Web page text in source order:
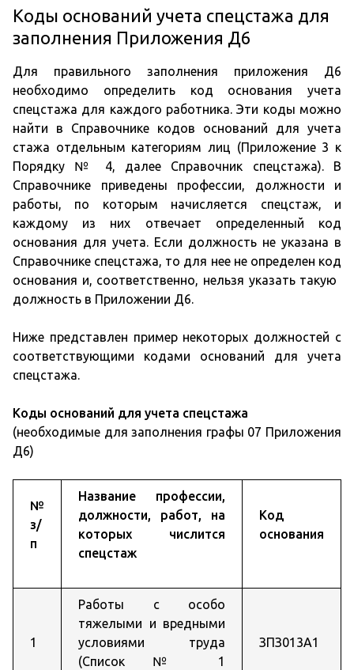
Коды оснований учета спецстажа для
заполнения Приложения Д6
Для правильного заполнения приложения Д6
необходимо определить код основания учета
спецстажа для каждого работника. Эти коды можно
найти в Справочнике кодов оснований для учета
стажа отдельным категориям лиц (Приложение 3 к
Порядку № 4, далее Справочник спецстажа). В
Справочнике приведены профессии, должности и
работы, по которым начисляется спецстаж, и
каждому из них отвечает определенный код
основания для учета. Если должность не указана в
Справочнике спецстажа, то для нее не определен код
основания и, соответственно, нельзя указать такую ​​
должность в Приложении Д6.
Ниже представлен пример некоторых должностей с
соответствующими кодами оснований для учета
спецстажа.
Коды оснований для учета спецстажа
(необходимые для заполнения графы 07 Приложения
Д6)
№
з/
п
Название профессии,
должности, работ, на
которых числится
спецстаж
Код
основания
1
Работы с особо
тяжелыми и вредными
условиями труда
(Список № 1
ЗПЗ013А1